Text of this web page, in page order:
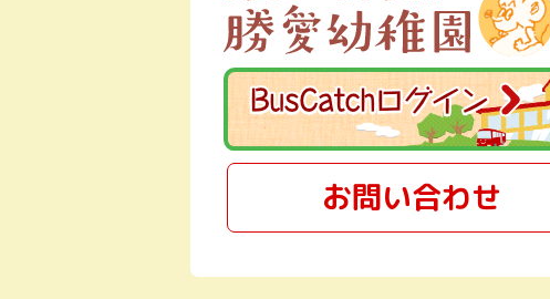
お問い合わせ